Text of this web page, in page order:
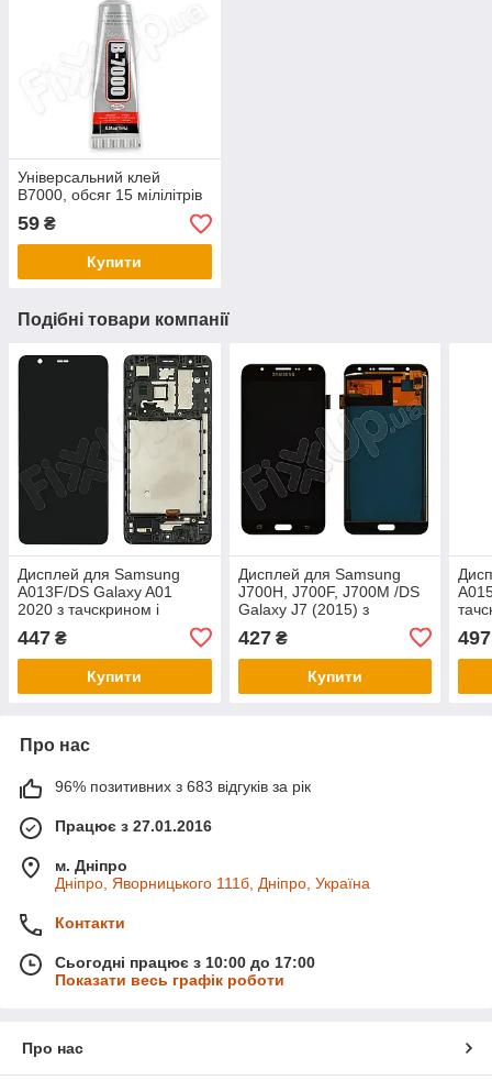
Універсальний клей
B7000, обсяг 15 мілілітрів
59 ₴
Купити
Подібні товари компанії
Дисплей для Samsung
A013F/DS Galaxy A01
2020 з тачскрином і
чорний, IPS (TFT)
447 ₴
Купити
Дисплей для Samsung
J700H, J700F, J700M /DS
Galaxy J7 (2015) з
тачскріном в зборі, колір
чорний, TFT c
427₴
Купити
497
Про нас
96% позитивних з 683 відгуків за рік
Працює з 27.01.2016
м. Дніпро
Дніпро, Яворницького 111б, Дніпро, Україна
Контакти
Сьогодні працює з 10:00 до 17:00
Показати весь графік роботи
Про нас